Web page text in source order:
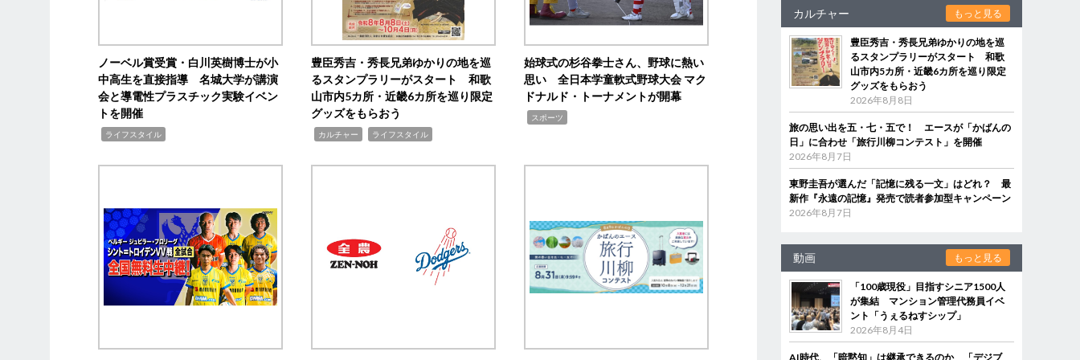
ノーベル賞受賞・白川英樹博士が小
中高生を直接指導 名城大学が講演
会と導電性プラスチック実験イベン
トを開催
ライフスタイル
豊臣秀吉・秀長兄弟ゆかりの地を巡
るスタンプラリーがスタート 和歌
山市内5カ所・近畿6カ所を巡り限定
グッズをもらおう
カルチャー ライフスタイル
始球式の杉谷拳士さん、野球に熱い
思い 全日本学童軟式野球大会 マク
ドナルド・トーナメントが開幕
スポーツ
カルチャー もっと見る
豊臣秀吉・秀長兄弟ゆかりの地を巡
るスタンプラリーがスタート 和歌
山市内5カ所・近畿6カ所を巡り限定
グッズをもらおう
2026年8月8日
旅の思い出を五・七・五で！ エースが「かばんの
日」に合わせ「旅行川柳コンテスト」を開催
2026年8月7日
東野圭吾が選んだ「記憶に残る一文」はどれ？ 最
新作『永遠の記憶』発売で読者参加型キャンペーン
2026年8月7日
動画 もっと見る
「100歳現役」目指すシニア1500人
が集結 マンション管理代務員イベ
ント「うぇるねすシップ」
2026年8月4日
AI時代、「暗黙知」は継承できるのか 「デジブ